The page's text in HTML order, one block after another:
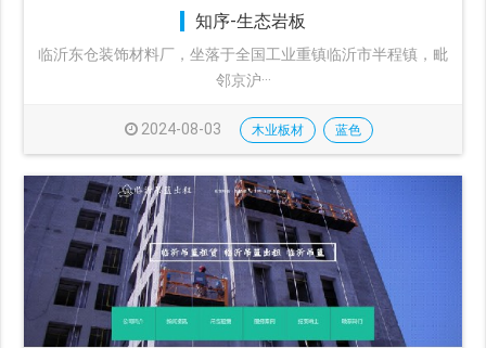
知序-生态岩板
临沂东仓装饰材料厂，坐落于全国工业重镇临沂市半程镇，毗
邻京沪···
2024-08-03 木业板材 蓝色